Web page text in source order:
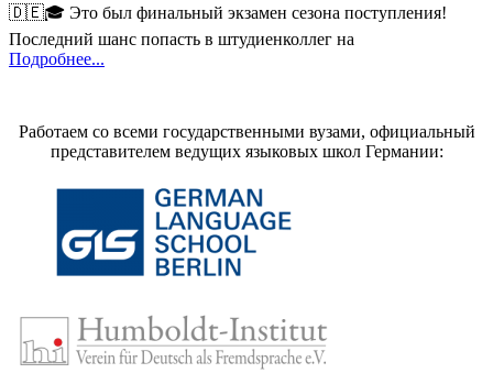
🇩🇪🎓 Это был финальный экзамен сезона поступления!
Последний шанс попасть в штудиенколлег на
Подробнее...
Работаем со всеми государственными вузами, официальный
представителем ведущих языковых школ Германии: